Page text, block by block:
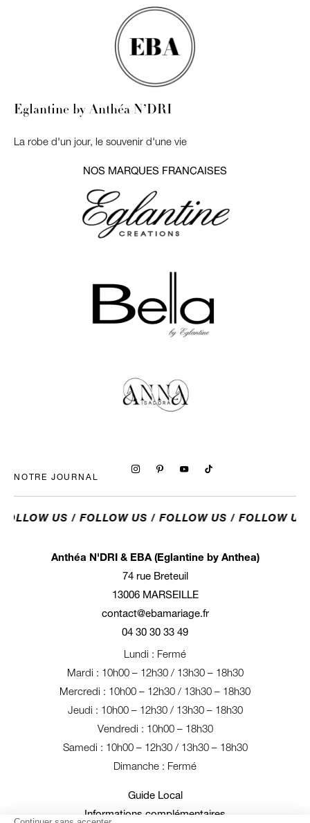
Eglantine by Anthéa N’DRI
La robe d'un jour, le souvenir d'une vie
NOS MARQUES FRANÇAISES
NOTRE JOURNAL
US / FOLLOW US / FOLLOW US / FOLLOW US
Anthéa N'DRI & EBA (Eglantine by Anthea)
74 rue Breteuil
13006 MARSEILLE
contact@ebamariage.fr
04 30 30 33 49
Lundi : Fermé
Mardi : 10h00 – 12h30 / 13h30 – 18h30
Mercredi : 10h00 – 12h30 / 13h30 – 18h30
Jeudi : 10h00 – 12h30 / 13h30 – 18h30
Vendredi : 10h00 – 18h30
Samedi : 10h00 – 12h30 / 13h30 – 18h30
Dimanche : Fermé
Guide Local
Informations complémentaires